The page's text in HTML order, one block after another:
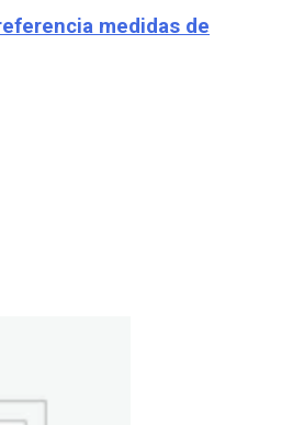
medidas de